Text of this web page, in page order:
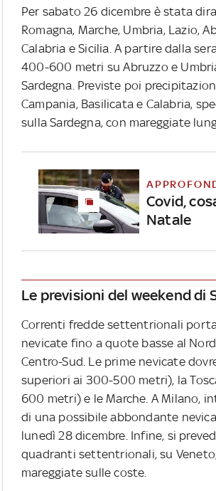
Per sabato 26 dicembre è stata
Romagna, Marche, Umbria, Lazio,
Calabria e Sicilia. A partire dalla
400-600 metri su Abruzzo e
Sardegna. Previste poi
Campania, Basilicata e Calabria,
sulla Sardegna, con mareggiate
Covid,
Natale
Le previsioni del weekend di
Correnti fredde settentrionali
nevicate fino a quote basse al
Centro-Sud. Le prime nevicate
superiori ai 300-500 metri), la
600 metri) e le Marche. A Milano,
di una possibile abbondante
lunedì 28 dicembre. Infine, si
quadranti settentrionali, su Veneto,
mareggiate sulle coste.